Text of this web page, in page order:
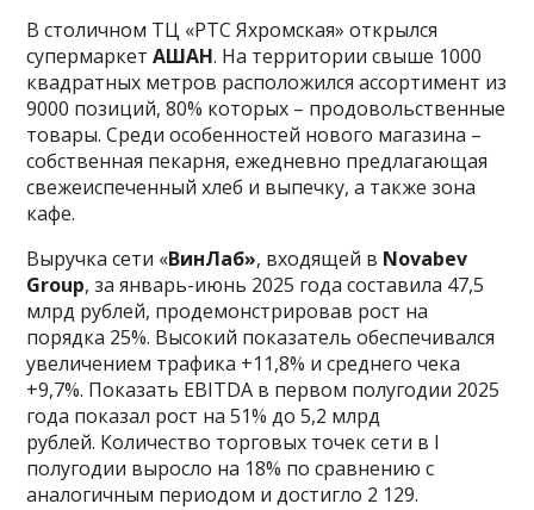
В столичном ТЦ «РТС Яхромская» открылся
супермаркетАШАН. На территории свыше 1000
квадратных метров расположился ассортимент из
9000 позиций, 80% которых – продовольственные
товары. Среди особенностей нового магазина –
собственная пекарня, ежедневно предлагающая
свежеиспеченный хлеб и выпечку, а также зона
кафе.
Выручка сети «ВинЛаб», входящей в Novabev
Group, за январь-июнь 2025 года составила 47,5
млрд рублей, продемонстрировав рост на
порядка 25%. Высокий показатель обеспечивался
увеличением трафика +11,8% и среднего чека
+9,7%. Показать EBITDA в первом полугодии 2025
года показал рост на 51% до 5,2 млрд
рублей. Количество торговых точек сети в I
полугодии выросло на 18% по сравнению с
аналогичным периодом и достигло 2 129.